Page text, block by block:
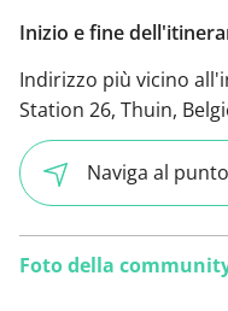
Inizio e fine
Indirizzo più vicino
Station 26, Thuin,
Naviga al
Foto della